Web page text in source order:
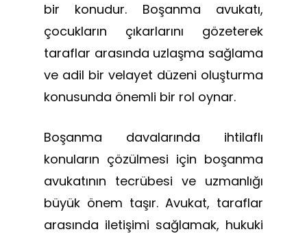
bir konudur. Boşanma avukatı,
çocukların çıkarlarını gözeterek
taraflar arasında uzlaşma sağlama
ve adil bir velayet düzeni oluşturma
konusunda önemli bir rol oynar.
Boşanma davalarında ihtilaflı
konuların çözülmesi için boşanma
avukatının tecrübesi ve uzmanlığı
büyük önem taşır. Avukat, taraflar
arasında iletişimi sağlamak, hukuki